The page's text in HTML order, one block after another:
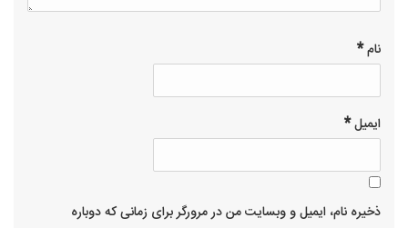
نام*
ایمیل*
ذخیره نام، ایمیل و وبسایت من در مرورگر برای زمانی که دوباره